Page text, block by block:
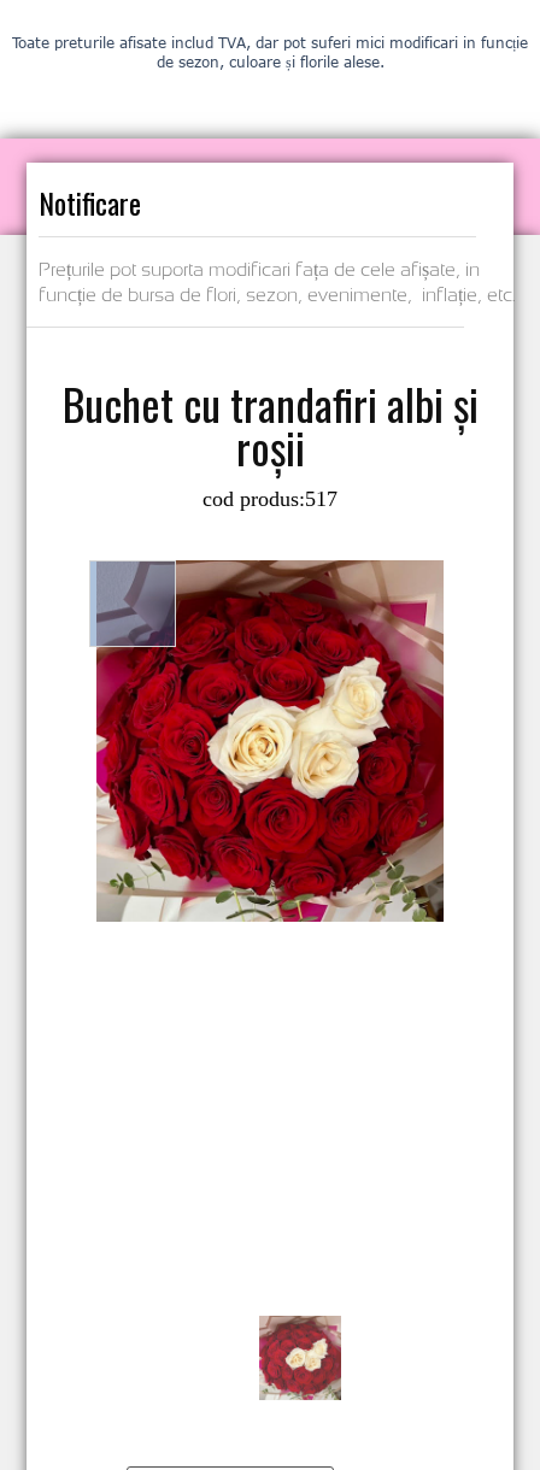
Toate preturile afisate includ TVA, dar pot suferi mici modificari in funcție
de sezon, culoare și florile alese.
Notificare
Prețurile pot suporta modificari fața de cele afișate, in
funcție de bursa de flori, sezon, evenimente, inflație, etc.
Buchet cu trandafiri albi și
roșii
cod produs:517